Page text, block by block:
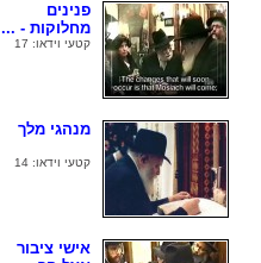
פנינים
מחלוקות - ...
קטעי וידאו: 17
מנהגי מלך
קטעי וידאו: 14
אישי ציבור